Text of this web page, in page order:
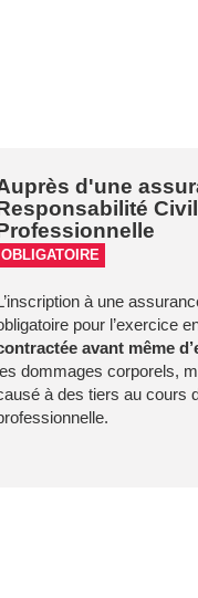
d'une
OBLIGATOIRE
à une
pour l’exercice
avant même
dommages corporels,
à des tiers au cours